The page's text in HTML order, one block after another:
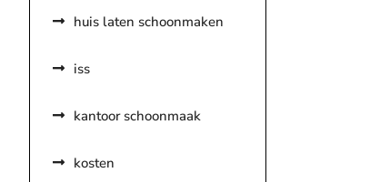
huis laten schoonmaken
iss
kantoor schoonmaak
kosten